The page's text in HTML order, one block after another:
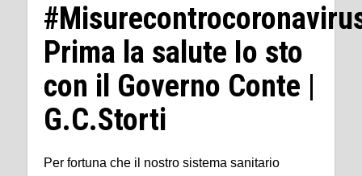
Prima la salute Io sto
con il Governo Conte |
G.C.Storti
Per fortuna che il nostro sistema sanitario